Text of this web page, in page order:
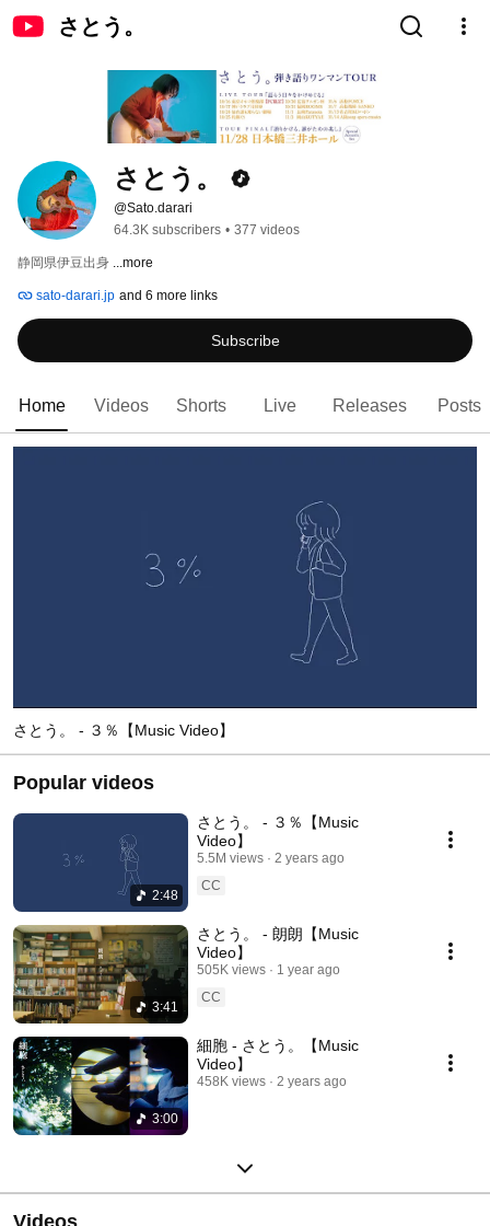
さとう。
さとう。
@Sato.darari
64.3K subscribers • 377 videos
静岡県伊豆出身 ...more
sato-darari.jp and 6 more links
Subscribe
Home Videos Shorts Live Releases Posts
さとう。 - ３％【Music Video】
Popular videos
2:48
さとう。 - ３％【Music
Video】
5.5M views
2 years ago
CC
3:41
さとう。 - 朗朗【Music
Video】
505K views
1 year ago
CC
3:00
細胞 - さとう。【Music
Video】
458K views 2 years ago
Videos